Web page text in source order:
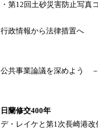
・第12回土砂災害防止写真
行政情報から法律措置へ
公共事業論議を深めよう
日蘭修交400年
デ・レイケと第1次長崎港改